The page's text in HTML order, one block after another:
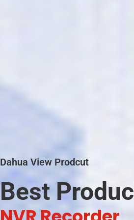
Dahua View Prodcut
Best